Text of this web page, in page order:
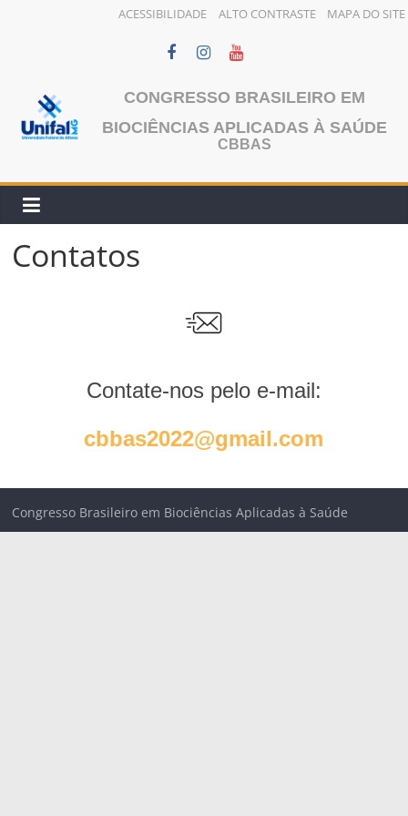
ACESSIBILIDADE ALTO CONTRASTE MAPA DO SITE
conteúdo
CONGRESSO BRASILEIRO EM
BIOCIÊNCIAS APLICADAS À SAÚDE
CBBAS
Contatos
Contate-nos pelo e-mail:
cbbas2022@gmail.com
Congresso Brasileiro em Biociências Aplicadas à Saúde